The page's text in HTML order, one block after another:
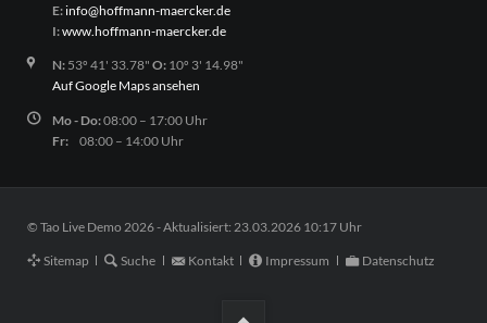
E:info@hoffmann-maercker.de
I:www.hoffmann-maercker.de
N:53º 41' 33.78" O:10º 3' 14.98"
Auf Google Maps ansehen
Mo - Do:08:00 – 17:00 Uhr
Fr: 08:00 – 14:00 Uhr
© Tao Live Demo 2026 - Aktualisiert: 23.03.2026 10:17 Uhr
Navigation
Sitemap Suche Kontakt Impressum Datenschutz